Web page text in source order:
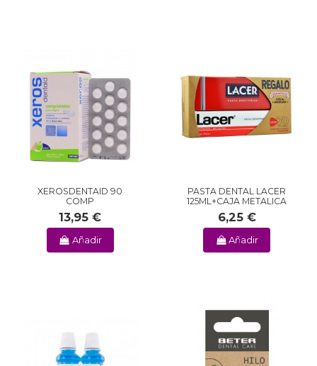
XEROSDENTAID 90
COMP
13,95 €
Añadir
PASTA DENTAL LACER
125ML+CAJA METALICA
6,25 €
Añadir